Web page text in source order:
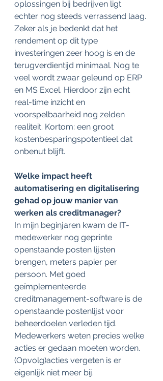
oplossingen bij bedrijven ligt
echter nog steeds verrassend laag.
Zeker als je bedenkt dat het
rendement op dit type
investeringen zeer hoog is en de
terugverdientijd minimaal. Nog te
veel wordt zwaar geleund op ERP
en MS Excel. Hierdoor zijn echt
real-time inzicht en
voorspelbaarheid nog zelden
realiteit. Kortom: een groot
kostenbesparingspotentieel dat
onbenut blijft.
Welke impact heeft
automatisering en digitalisering
gehad op jouw manier van
werken als creditmanager?
In mijn beginjaren kwam de IT-
medewerker nog geprinte
openstaande posten lijsten
brengen, meters papier per
persoon. Met goed
geïmplementeerde
creditmanagement-software is de
openstaande postenlijst voor
beheerdoelen verleden tijd.
Medewerkers weten precies welke
acties er gedaan moeten worden.
(Opvolg)acties vergeten is er
eigenlijk niet meer bij.